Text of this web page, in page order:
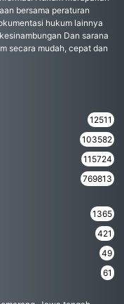
bersama peraturan
hukum lainnya
Dan sarana
secara mudah, cepat dan
12511
103582
115724
769813
1365
421
49
61